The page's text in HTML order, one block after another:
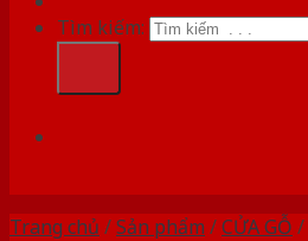
Tìm kiếm:
Trang chủ /Sản phẩm /CỬA GỖ /